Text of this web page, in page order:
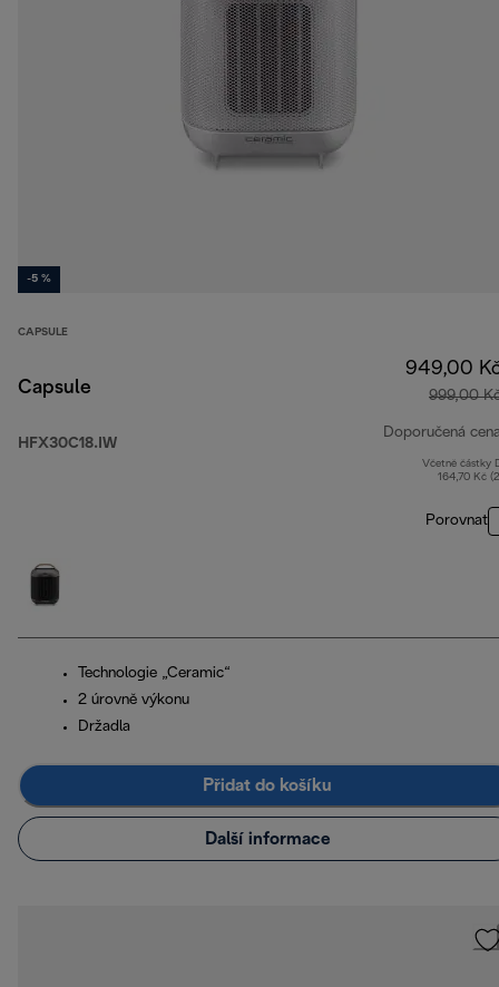
-5 %
CAPSULE
Capsule
HFX30C18.IW
949,00
999,00
Doporučená
Včetně částky
164,70 Kč
Porovnat
Technologie „Ceramic“
2 úrovně výkonu
Držadla
Přidat do košíku
Další informace